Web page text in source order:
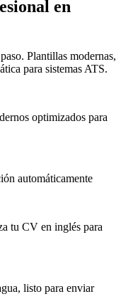
en
Plantillas modernas,
para sistemas ATS.
optimizados para
automáticamente
tu CV en inglés para
listo para enviar